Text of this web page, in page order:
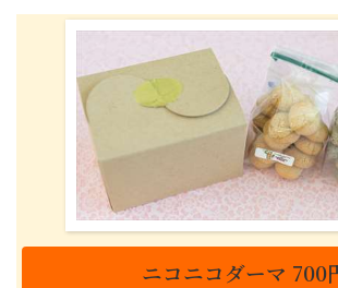
ニコニコダーマ 700